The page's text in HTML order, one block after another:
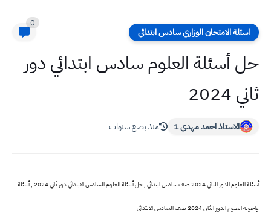
اسئلة الامتحان الوزاري سادس ابتدائي
0
حل أسئلة العلوم سادس ابتدائي دور
ثاني 2024
الاستاذ احمد مهدي 1 منذ بضع سنوات
أسئلة العلوم الدور الثاني 2024 صف سادس ابتدائي , حل أسئلة العلوم السادس الابتدائي دور ثاني 2024 , أسئلة
واجوبة العلوم الدور الثاني 2024 صف السادس الابتدائي